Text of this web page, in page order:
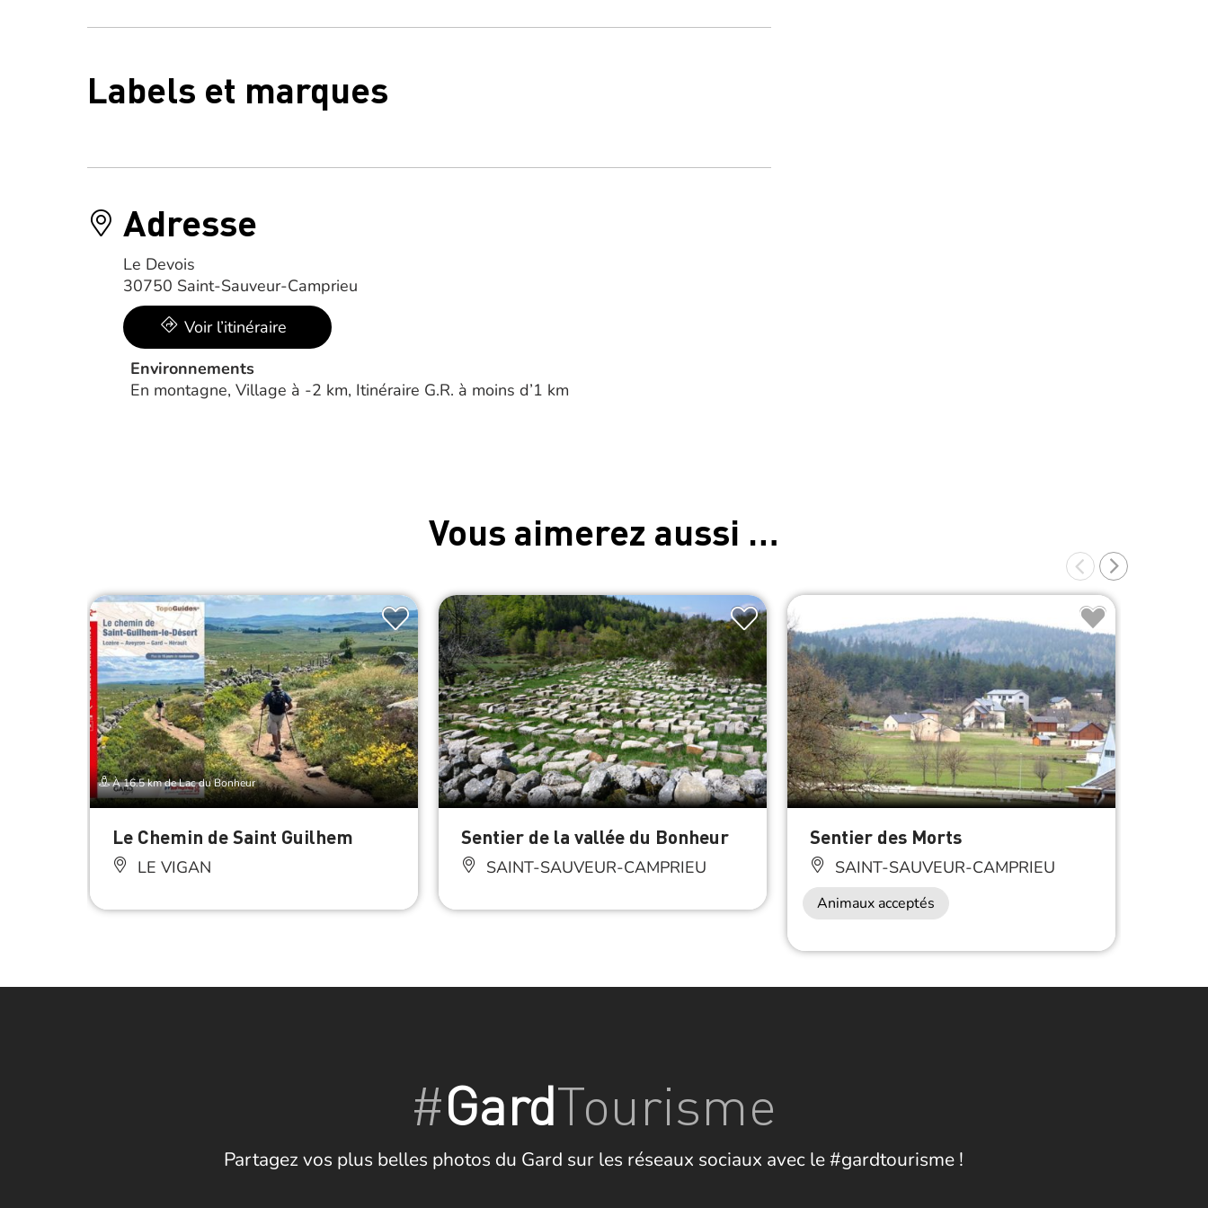
Labels et marques
Adresse
Le Devois
30750 Saint-Sauveur-Camprieu
Voir l’itinéraire
Environnements
En montagne, Village à -2 km, Itinéraire G.R. à moins d’1 km
Vous aimerez aussi …
À 16.5 km de Lac du Bonheur
Le Chemin de Saint Guilhem
LE VIGAN
Sentier de la vallée du Bonheur
SAINT-SAUVEUR-CAMPRIEU
Sentier des Morts
SAINT-SAUVEUR-CAMPRIEU
Animaux acceptés
#GardTourisme
Partagez vos plus belles photos du Gard sur les réseaux sociaux avec le #gardtourisme !